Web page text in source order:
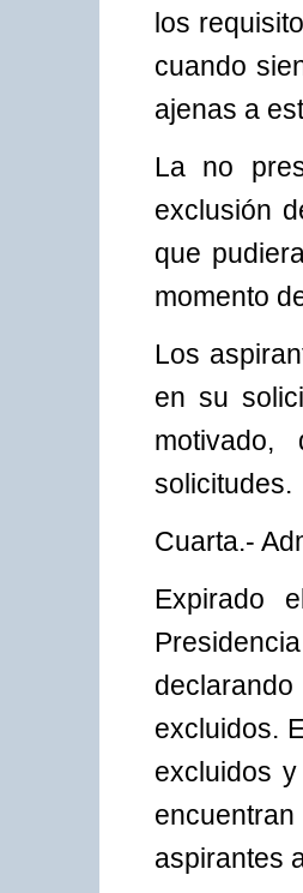
los
cuando
ajenas a
La no
exclusión
que
momento
Los
en su
solicitudes.
Cuarta.-
Expirado
excluidos.
excluidos
aspirantes